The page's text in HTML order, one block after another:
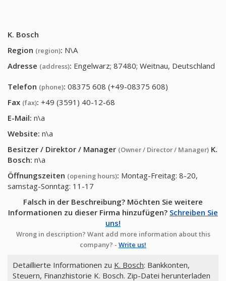
K. Bosch
Region (region): N\A
Adresse (address): Engelwarz; 87480; Weitnau, Deutschland
Telefon (phone): 08375 608 (+49-08375 608)
Fax (fax): +49 (3591) 40-12-68
E-Mail: n\a
Website: n\a
Besitzer / Direktor / Manager (Owner / Director / Manager) K.
Bosch: n\a
Öffnungszeiten (opening hours): Montag-Freitag: 8-20,
samstag-Sonntag: 11-17
Falsch in der Beschreibung? Möchten Sie weitere
Informationen zu dieser Firma hinzufügen? Schreiben Sie
uns!
Wrong in description? Want add more information about this
company? - Write us!
Detaillierte Informationen zu K. Bosch: Bankkonten,
Steuern, Finanzhistorie K. Bosch. Zip-Datei herunterladen